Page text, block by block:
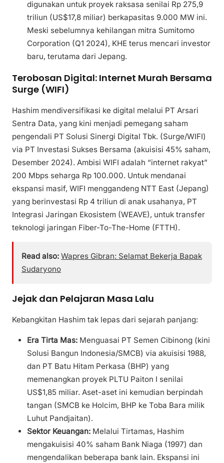
digunakan untuk proyek raksasa senilai Rp 275,9
triliun (US$17,8 miliar) berkapasitas 9.000 MW ini.
Meski sebelumnya kehilangan mitra Sumitomo
Corporation (Q1 2024), KHE terus mencari investor
baru, terutama dari Jepang.
Terobosan Digital: Internet Murah Bersama
Surge (WIFI)
Hashim mendiversifikasi ke digital melalui PT Arsari
Sentra Data, yang kini menjadi pemegang saham
pengendali PT Solusi Sinergi Digital Tbk. (Surge/WIFI)
via PT Investasi Sukses Bersama (akuisisi 45% saham,
Desember 2024). Ambisi WIFI adalah “internet rakyat”
200 Mbps seharga Rp 100.000. Untuk mendanai
ekspansi masif, WIFI menggandeng NTT East (Jepang)
yang berinvestasi Rp 4 triliun di anak usahanya, PT
Integrasi Jaringan Ekosistem (WEAVE), untuk transfer
teknologi jaringan Fiber-To-The-Home (FTTH).
Read also: Wapres Gibran: Selamat Bekerja Bapak
Sudaryono
Jejak dan Pelajaran Masa Lalu
Kebangkitan Hashim tak lepas dari sejarah panjang:
Era Tirta Mas: Menguasai PT Semen Cibinong (kini
Solusi Bangun Indonesia/SMCB) via akuisisi 1988,
dan PT Batu Hitam Perkasa (BHP) yang
memenangkan proyek PLTU Paiton I senilai
US$1,85 miliar. Aset-aset ini kemudian berpindah
tangan (SMCB ke Holcim, BHP ke Toba Bara milik
Luhut Pandjaitan).
Sektor Keuangan: Melalui Tirtamas, Hashim
mengakuisisi 40% saham Bank Niaga (1997) dan
mengendalikan beberapa bank lain. Ekspansi ini